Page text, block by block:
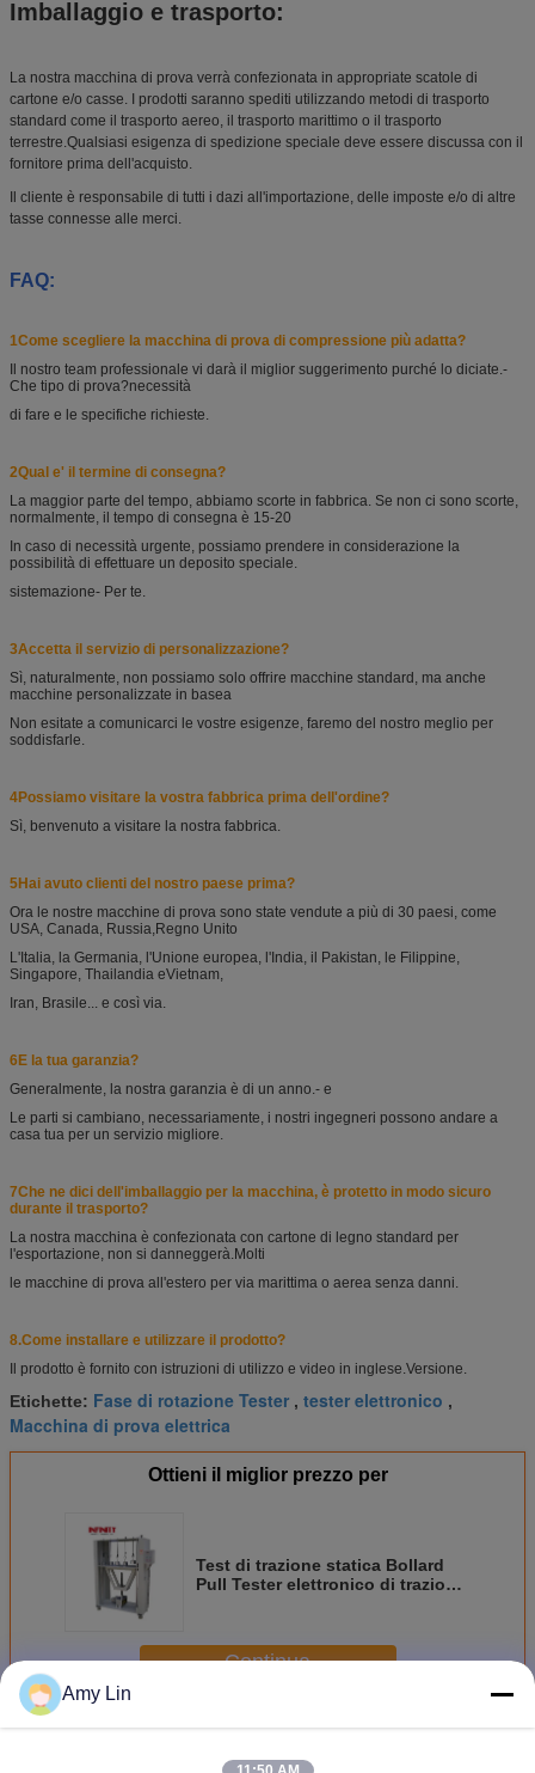
Imballaggio e trasporto:
La nostra macchina di prova verrà confezionata in appropriate scatole di
cartone e/o casse. I prodotti saranno spediti utilizzando metodi di trasporto
standard come il trasporto aereo, il trasporto marittimo o il trasporto
terrestre.Qualsiasi esigenza di spedizione speciale deve essere discussa con il
fornitore prima dell'acquisto.
Il cliente è responsabile di tutti i dazi all'importazione, delle imposte e/o di altre
tasse connesse alle merci.
FAQ:
1Come scegliere la macchina di prova di compressione più adatta?
Il nostro team professionale vi darà il miglior suggerimento purché lo diciate. -
Che tipo di prova?necessità
di fare e le specifiche richieste.
2Qual e' il termine di consegna?
La maggior parte del tempo, abbiamo scorte in fabbrica. Se non ci sono scorte,
normalmente, il tempo di consegna è 15-20
In caso di necessità urgente, possiamo prendere in considerazione la
possibilità di effettuare un deposito speciale.
sistemazione- Per te.
3Accetta il servizio di personalizzazione?
Sì, naturalmente, non possiamo solo offrire macchine standard, ma anche
macchine personalizzate in basea
Non esitate a comunicarci le vostre esigenze, faremo del nostro meglio per
soddisfarle.
4Possiamo visitare la vostra fabbrica prima dell'ordine?
Sì, benvenuto a visitare la nostra fabbrica.
5Hai avuto clienti del nostro paese prima?
Ora le nostre macchine di prova sono state vendute a più di 30 paesi, come
USA, Canada, Russia, Regno Unito
L'Italia, la Germania, l'Unione europea, l'India, il Pakistan, le Filippine,
Singapore, Thailandia eVietnam,
Iran, Brasile... e così via.
6E la tua garanzia?
Generalmente, la nostra garanzia è di un anno. - e
Le parti si cambiano, necessariamente, i nostri ingegneri possono andare a
casa tua per un servizio migliore.
7Che ne dici dell'imballaggio per la macchina, è protetto in modo sicuro
durante il trasporto?
La nostra macchina è confezionata con cartone di legno standard per
l'esportazione, non si danneggerà. Molti
le macchine di prova all'estero per via marittima o aerea senza danni.
8.Come installare e utilizzare il prodotto?
Il prodotto è fornito con istruzioni di utilizzo e video in inglese. Versione.
Etichette: Fase di rotazione Tester , tester elettronico ,
Macchina di prova elettrica
Ottieni il miglior prezzo per
Test di trazione statica Bollard
Pull Tester elettronico di trazione
Continua
PiùTester elettronico del prodotto
Amy Lin